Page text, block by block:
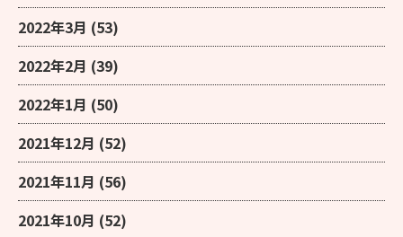
2022年3月 (53)
2022年2月 (39)
2022年1月 (50)
2021年12月 (52)
2021年11月 (56)
2021年10月 (52)